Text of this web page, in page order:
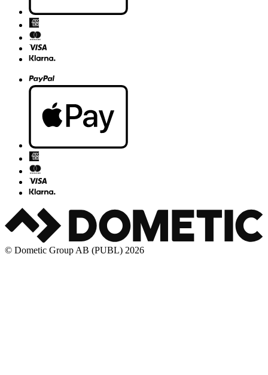
© Dometic Group AB (PUBL) 2026